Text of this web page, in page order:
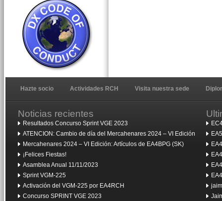
Hazte socio Actividades RCH Visita nuestra sede
Noticias recientes
Resultados Concurso Sprint VGE 2023
ATENCION: Cambio de día del Mercahenares 2024 – VI Edición
Mercahenares 2024 – VI Edición: Artículos de EA4BPG (SK)
¡Felices Fiestas!
Asamblea Anual 11/11/2023
Sprint VGM-225
Activación del VGM-225 por EA4RCH
Concurso SPRINT VGE 2023